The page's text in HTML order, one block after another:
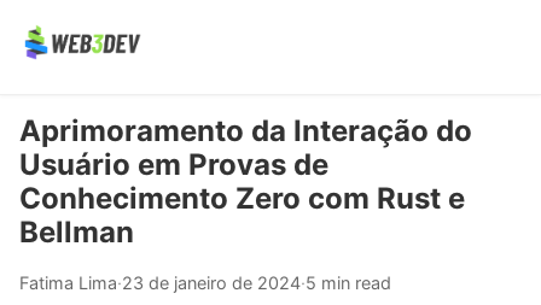
Aprimoramento da Interação do
Usuário em Provas de
Conhecimento Zero com Rust e
Bellman
Fatima Lima·23 de janeiro de 2024·5 min read